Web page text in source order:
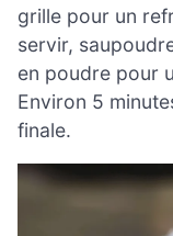
grille pour un
servir,
en poudre pour
Environ 5
finale.